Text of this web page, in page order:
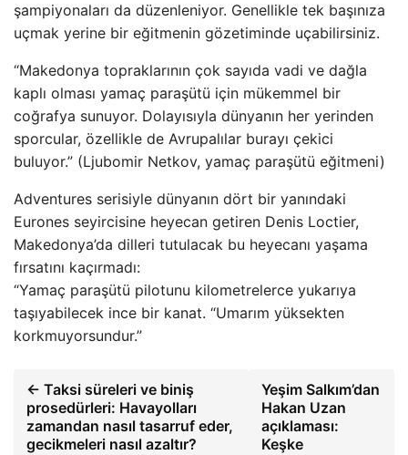
şampiyonaları da düzenleniyor. Genellikle tek başınıza
uçmak yerine bir eğitmenin gözetiminde uçabilirsiniz.
“Makedonya topraklarının çok sayıda vadi ve dağla
kaplı olması yamaç paraşütü için mükemmel bir
coğrafya sunuyor. Dolayısıyla dünyanın her yerinden
sporcular, özellikle de Avrupalılar burayı çekici
buluyor.” (Ljubomir Netkov, yamaç paraşütü eğitmeni)
Adventures serisiyle dünyanın dört bir yanındaki
Eurones seyircisine heyecan getiren Denis Loctier,
Makedonya’da dilleri tutulacak bu heyecanı yaşama
fırsatını kaçırmadı:
“Yamaç paraşütü pilotunu kilometrelerce yukarıya
taşıyabilecek ince bir kanat. “Umarım yüksekten
korkmuyorsundur.”
← Taksi süreleri ve biniş
prosedürleri: Havayolları
zamandan nasıl tasarruf eder,
gecikmeleri nasıl azaltır?
Yeşim Salkım’dan
Hakan Uzan
açıklaması:
Keşke